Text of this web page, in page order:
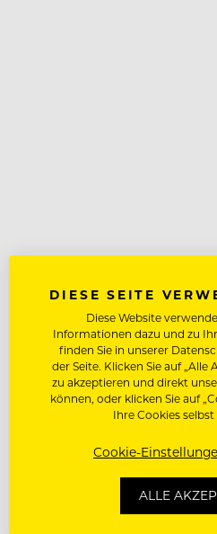
DIESE SEITE
Diese Website
Informationen dazu und zu
finden Sie in unserer
der Seite. Klicken Sie auf „Alle
zu akzeptieren und direkt
können, oder klicken Sie auf
Ihre Cookies
Cookie-
ALLE